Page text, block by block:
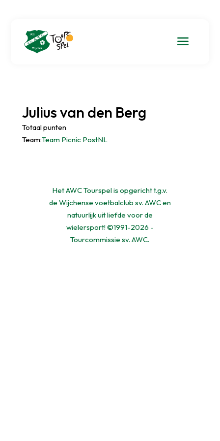
a
Julius van den Berg
Totaal punten
Team:Team Picnic PostNL
Het AWC Tourspel is opgericht t.g.v.
de Wijchense voetbalclub sv. AWC en
natuurlijk uit liefde voor de
wielersport! ©1991-2026 -
Tourcommissie sv. AWC.